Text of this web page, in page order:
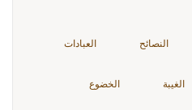
النصائح العبادات
الغيبة الخضوع